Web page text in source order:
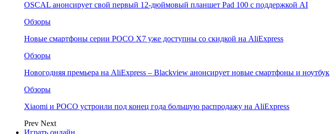
OSCAL анонсирует свой первый 12-дюймовый планшет Pad 100 с поддержкой AI
Обзоры
Новые смартфоны серии POCO X7 уже доступны со скидкой на AliExpress
Обзоры
Новогодняя премьера на AliExpress – Blackview анонсирует новые смартфоны и ноутбук
Обзоры
Xiaomi и POCO устроили под конец года большую распродажу на AliExpress
Prev Next
Играть онлайн